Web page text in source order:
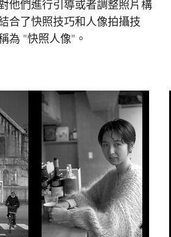
他們進行引導或者調整照片構
合了快照技巧和人像拍攝技
為 "快照人像"。